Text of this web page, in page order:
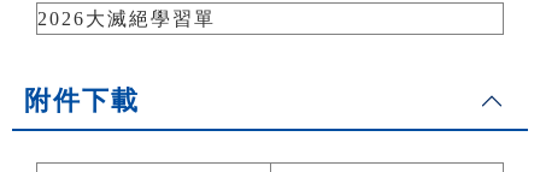
2026大滅絕學習單
附件下載